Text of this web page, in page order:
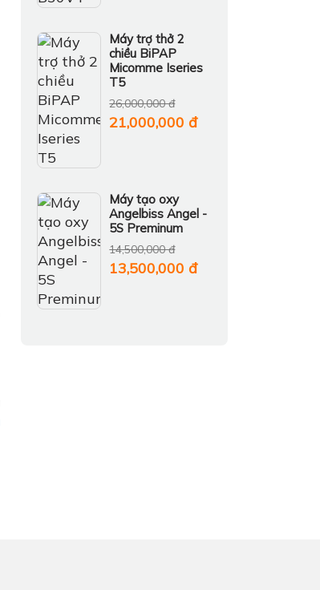
Máy trợ thở 2
chiều BiPAP
Micomme Iseries
T5
26,000,000 đ
21,000,000 đ
Máy tạo oxy
Angelbiss Angel -
5S Preminum
14,500,000 đ
13,500,000 đ